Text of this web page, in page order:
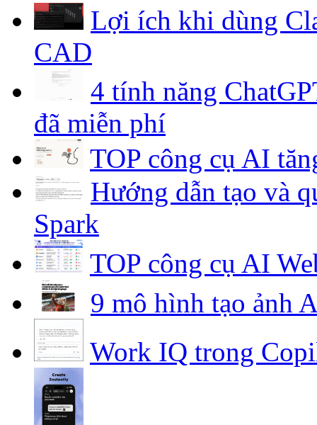
Lợi ích khi dùng
CAD
4 tính năng
đã miễn phí
TOP công cụ AI
Hướng dẫn tạo và
Spark
TOP công cụ AI
9 mô hình tạo ảnh
Work IQ trong